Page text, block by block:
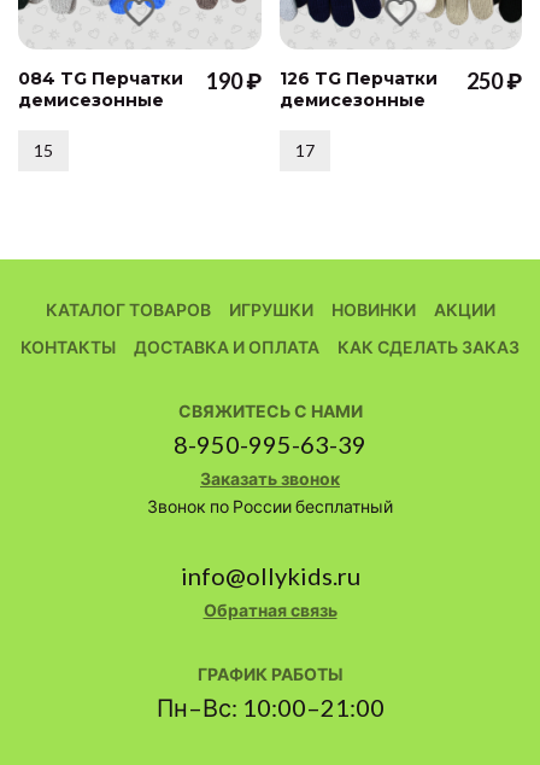
084 TG Перчатки
демисезонные
190 ₽
15
126 TG Перчатки
демисезонные
250 ₽
17
КАТАЛОГ ТОВАРОВ ИГРУШКИ НОВИНКИ
АКЦИИ
КОНТАКТЫ
ДОСТАВКА И ОПЛАТА КАК СДЕЛАТЬ ЗАКАЗ
СВЯЖИТЕСЬ С НАМИ
8-950-995-63-39
Заказать звонок
Звонок по России бесплатный
info@ollykids.ru
Обратная связь
ГРАФИК РАБОТЫ
Пн–Вс: 10:00–21:00